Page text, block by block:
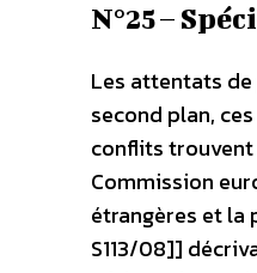
N°25 –
Les attentats de
second plan,
conflits
Commission
étrangères et la
S113/08]]